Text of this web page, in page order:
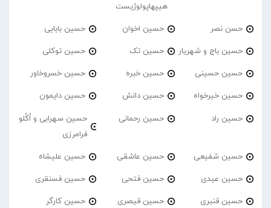
هیپهاپولوژیست
حسن نصر حسین اخوان حسین بابایی
حسین باج و شهریار حسین تک حسین توکلی
حسین حسینی حسین خبره حسین خسروخاور
حسین خیرخواه حسین دانش حسین دایمون
حسین راد حسین رحمانی
حسین سهرابی و اُکُلو
فرامرزی
حسین شفیعی حسین عاشقی حسین علیشاه
حسین عیدی حسین فتحی حسین فسنقری
حسین قنبری حسین قیصری حسین کارگر